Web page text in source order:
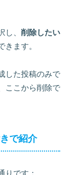
し、 削除したい
きます。
した投稿のみで
ここから削除で
で紹介
りです：